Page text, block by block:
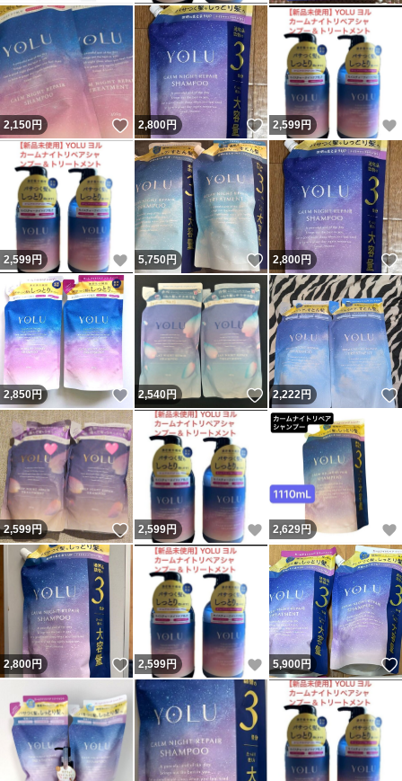
2,150円 いいね！
2,800円 いいね！
2,599円
2,599円 いいね！
5,750円 いいね！
2,800円
2,850円 いいね！
2,540円 いいね！
2,222円
2,599円 いいね！
2,599円 いいね！
2,629円
2,800円 いいね！
2,599円 いいね！
5,900円